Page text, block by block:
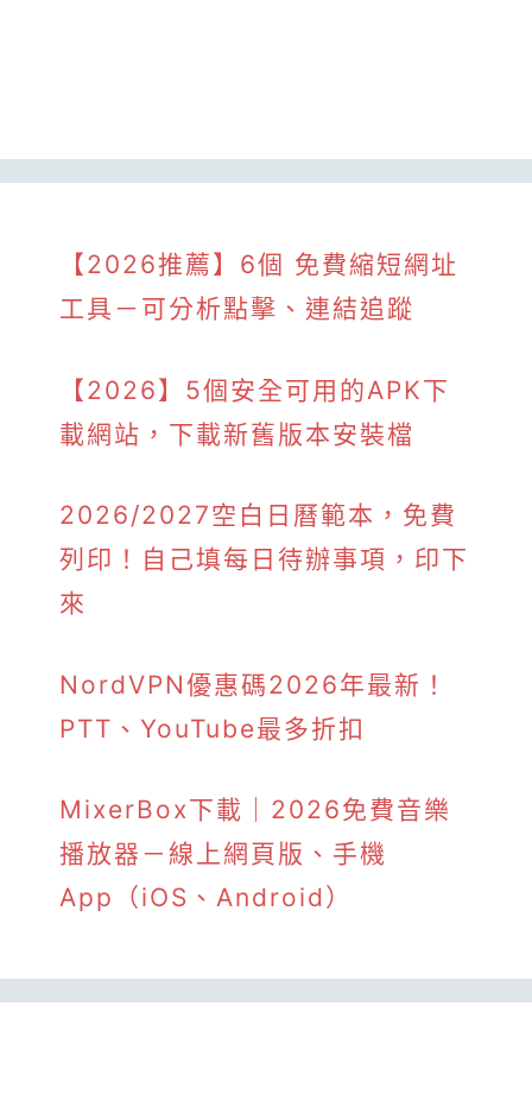
【2026推薦】6個 免費縮短網址
工具－可分析點擊、連結追蹤
【2026】5個安全可用的APK下
載網站，下載新舊版本安裝檔
2026/2027空白日曆範本，免費
列印！自己填每日待辦事項，印下
來
NordVPN優惠碼2026年最新！
PTT、YouTube最多折扣
MixerBox下載｜2026免費音樂
播放器－線上網頁版、手機
App（iOS、Android）